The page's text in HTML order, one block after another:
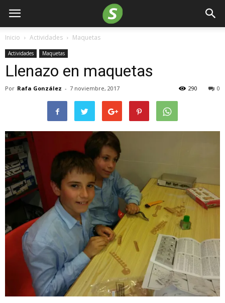
Inicio Actividades Maquetas
Actividades Maquetas
Llenazo en maquetas
Por Rafa González - 7 noviembre, 2017 0
290